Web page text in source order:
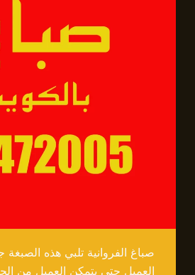
صباغ الفروانية تلبي هذه
العميل حتى يتمكن العميل من